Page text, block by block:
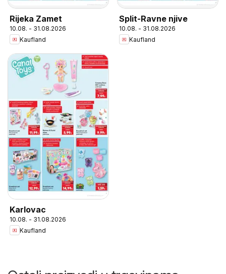
Rijeka Zamet
10.08. - 31.08.2026
Kaufland
Split-Ravne njive
10.08. - 31.08.2026
Kaufland
Karlovac
10.08. - 31.08.2026
Kaufland